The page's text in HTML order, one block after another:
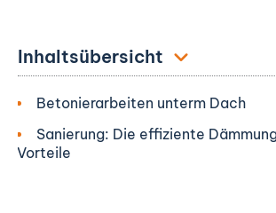
Inhaltsübersicht
Betonierarbeiten unterm Dach
Sanierung: Die effiziente
Vorteile